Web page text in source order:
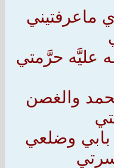
ماعرفتيني
عليَّه حرَّمتي
والغصن
وضلعي